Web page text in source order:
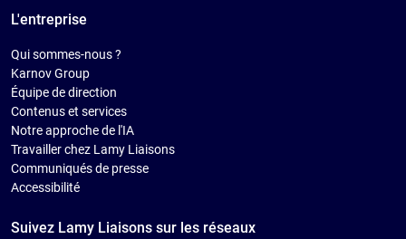
L'entreprise
Qui sommes-nous ?
Karnov Group
Équipe de direction
Contenus et services
Notre approche de l'IA
Travailler chez Lamy Liaisons
Communiqués de presse
Accessibilité
Suivez Lamy Liaisons sur les réseaux